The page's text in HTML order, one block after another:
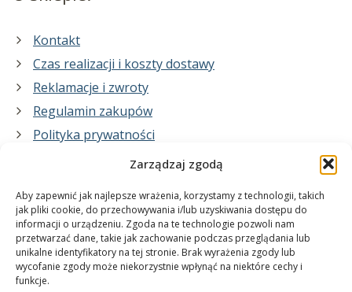
Zarządzaj zgodą
Aby zapewnić jak najlepsze wrażenia, korzystamy z technologii, takich
jak pliki cookie, do przechowywania i/lub uzyskiwania dostępu do
informacji o urządzeniu. Zgoda na te technologie pozwoli nam
przetwarzać dane, takie jak zachowanie podczas przeglądania lub
unikalne identyfikatory na tej stronie. Brak wyrażenia zgody lub
wycofanie zgody może niekorzystnie wpłynąć na niektóre cechy i
funkcje.
Kontakt
Czas realizacji i koszty dostawy
Reklamacje i zwroty
Regulamin zakupów
Polityka prywatności
Co zrobimy dla Ciebie:
projekty plakatów na zamówienie
wydrukuj swój plakat